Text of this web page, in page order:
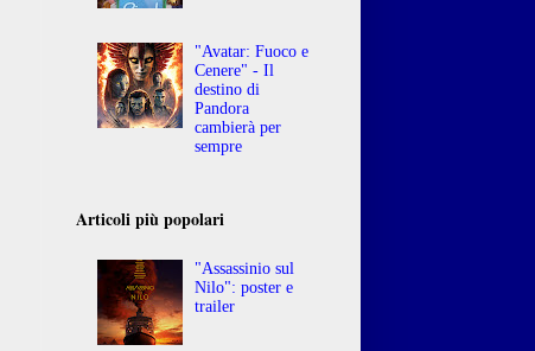
"Avatar: Fuoco e
Cenere" - Il
destino di
Pandora
cambierà per
sempre
Articoli più popolari
"Assassinio sul
Nilo": poster e
trailer